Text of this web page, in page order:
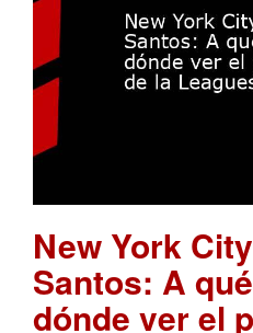
New York
Santos: A
dónde ver el